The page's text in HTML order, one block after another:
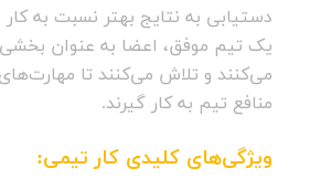
دستیابی به نتایج بهتر نسبت به
یک تیم موفق، اعضا به عنوان
می‌کنند و تلاش می‌کنند تا
منافع تیم به کار گیرند.
ویژگی‌های کلیدی کار تیمی: